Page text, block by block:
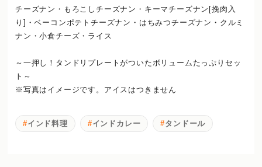
チーズナン・もろこしチーズナン・キーマチーズナン[挽肉入
り]・ベーコンポテトチーズナン・はちみつチーズナン・クルミ
ナン・小倉チーズ・ライス
～一押し！タンドリプレートがついたボリュームたっぷりセッ
ト～
※写真はイメージです。アイスはつきません
インド料理 インドカレー タンドール